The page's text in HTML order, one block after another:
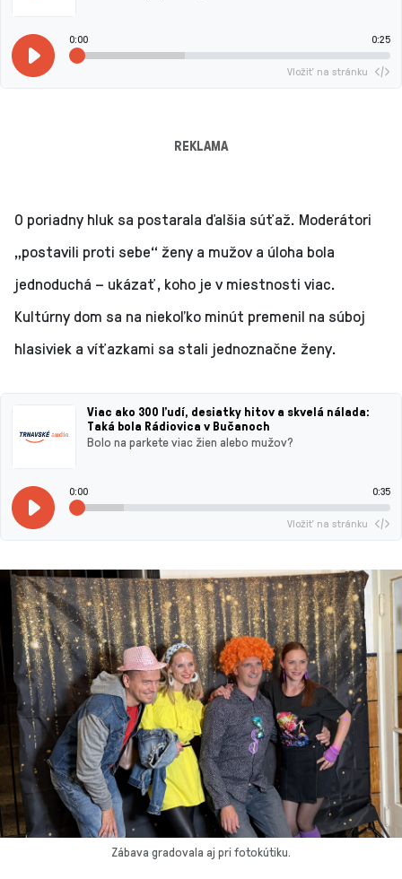
0:00 0:25
Vložiť na stránku
REKLAMA
O poriadny hluk sa postarala ďalšia súťaž. Moderátori
„postavili proti sebe“ ženy a mužov a úloha bola
jednoduchá – ukázať, koho je v miestnosti viac.
Kultúrny dom sa na niekoľko minút premenil na súboj
hlasiviek a víťazkami sa stali jednoznačne ženy.
Viac ako 300 ľudí, desiatky hitov a skvelá nálada:
Taká bola Rádiovica v Bučanoch
Bolo na parkete viac žien alebo mužov?
0:00 0:35
Vložiť na stránku
Zábava gradovala aj pri fotokútiku.